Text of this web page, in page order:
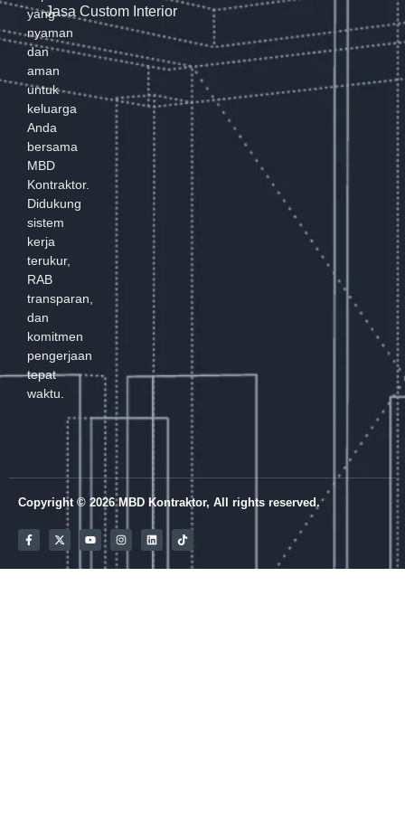
yang
nyaman
dan
aman
untuk
keluarga
Anda
bersama
MBD
Kontraktor.
Didukung
sistem
kerja
terukur,
RAB
transparan,
dan
komitmen
pengerjaan
tepat
waktu.
Jasa Custom Interior
Copyright © 2026 MBD Kontraktor, All rights reserved.